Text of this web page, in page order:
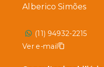
Alberico Simões
(11) 94932-2215
Ver e-mail